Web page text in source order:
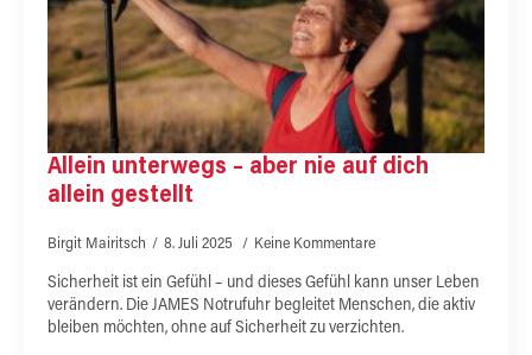
Allein unterwegs – aber nie auf dich
allein gestellt
Birgit Mairitsch 8. Juli 2025 Keine Kommentare
Sicherheit ist ein Gefühl – und dieses Gefühl kann unser Leben
verändern. Die JAMES Notrufuhr begleitet Menschen, die aktiv
bleiben möchten, ohne auf Sicherheit zu verzichten.